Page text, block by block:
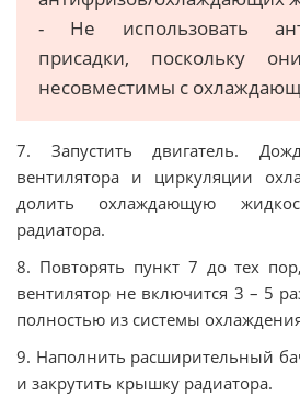
- Не использовать
присадки, поскольку
несовместимы с
7. Запустить двигатель.
вентилятора и циркуляции
долить охлаждающую
радиатора.
8. Повторять пункт 7 до тех
вентилятор не включится 3 – 5
полностью из системы
9. Наполнить расширительный
и закрутить крышку радиатора.